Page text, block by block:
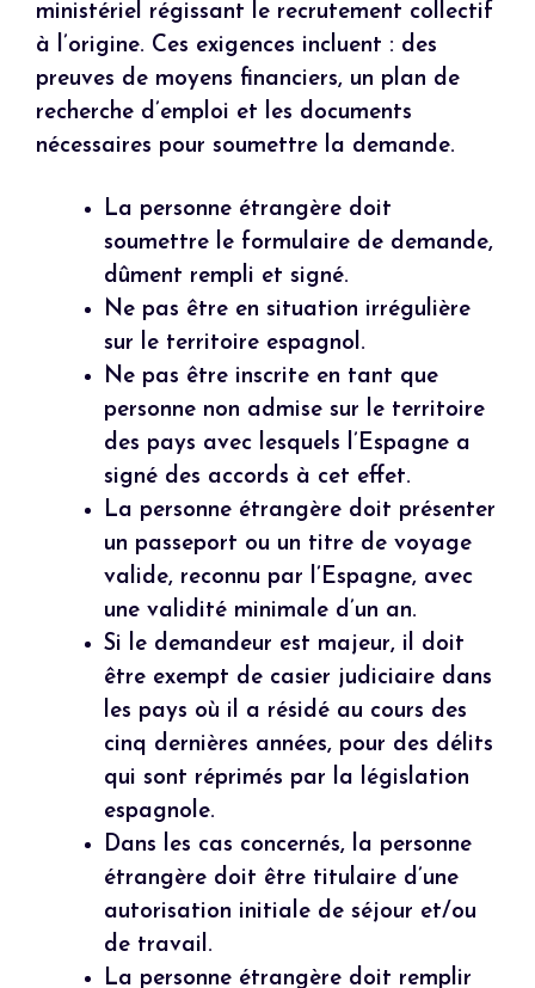
ministériel régissant le recrutement collectif
à l’origine. Ces exigences incluent : des
preuves de moyens financiers, un plan de
recherche d’emploi et les documents
nécessaires pour soumettre la demande.
La personne étrangère doit
soumettre le formulaire de demande,
dûment rempli et signé.
Ne pas être en situation irrégulière
sur le territoire espagnol.
Ne pas être inscrite en tant que
personne non admise sur le territoire
des pays avec lesquels l’Espagne a
signé des accords à cet effet.
La personne étrangère doit présenter
un passeport ou un titre de voyage
valide, reconnu par l’Espagne, avec
une validité minimale d’un an.
Si le demandeur est majeur, il doit
être exempt de casier judiciaire dans
les pays où il a résidé au cours des
cinq dernières années, pour des délits
qui sont réprimés par la législation
espagnole.
Dans les cas concernés, la personne
étrangère doit être titulaire d’une
autorisation initiale de séjour et/ou
de travail.
La personne étrangère doit remplir